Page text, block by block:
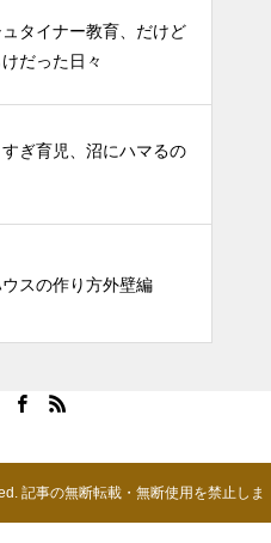
タイナー教育、だけど
だった日々
ぎ育児、沼にハマるの
スの作り方外壁編
記事の無断転載・無断使用を禁止しま